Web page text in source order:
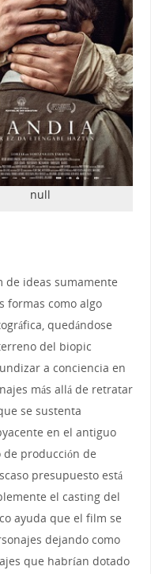
null
ideas sumamente
formas como algo
quedándose
del biopic
a conciencia en
más allá de retratar
se sustenta
en el antiguo
de producción de
presupuesto está
el casting del
ayuda que el film se
dejando como
que habrían dotado